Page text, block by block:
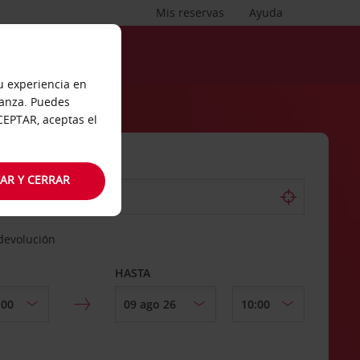
Ayuda
Mis reservas
HASTA
experiencia en
Puedes
aceptas el
Y CERRAR